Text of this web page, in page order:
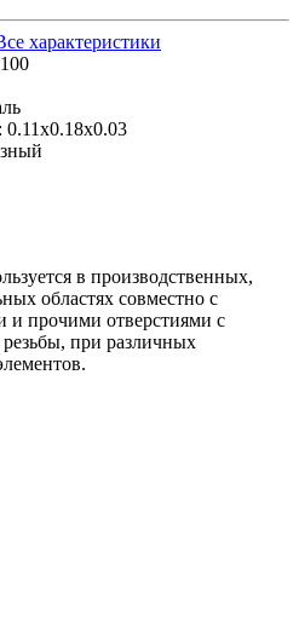
характеристики
100
0.11x0.18x0.03
в производственных,
областях совместно с
и прочими отверстиями с
при различных